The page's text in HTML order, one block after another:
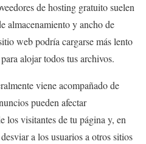
de hosting gratuito suelen
almacenamiento y ancho de
web podría cargarse más lento
alojar todos tus archivos.
viene acompañado de
pueden afectar
los visitantes de tu página y, en
a los usuarios a otros sitios